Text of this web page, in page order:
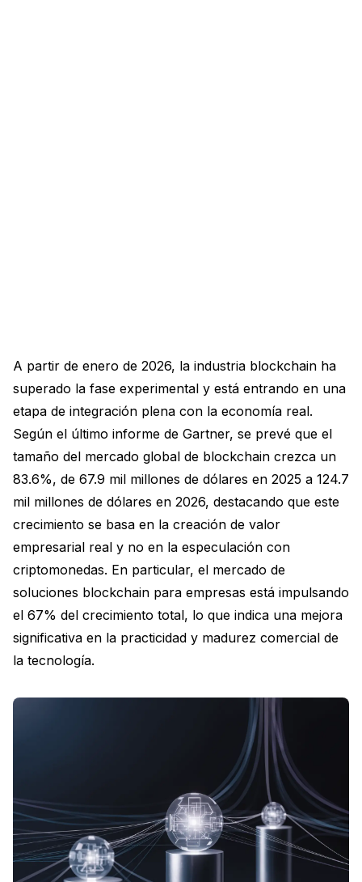
A partir de enero de 2026, la industria blockchain ha
superado la fase experimental y está entrando en una
etapa de integración plena con la economía real.
Según el último informe de Gartner, se prevé que el
tamaño del mercado global de blockchain crezca un
83.6%, de 67.9 mil millones de dólares en 2025 a 124.7
mil millones de dólares en 2026, destacando que este
crecimiento se basa en la creación de valor
empresarial real y no en la especulación con
criptomonedas. En particular, el mercado de
soluciones blockchain para empresas está impulsando
el 67% del crecimiento total, lo que indica una mejora
significativa en la practicidad y madurez comercial de
la tecnología.